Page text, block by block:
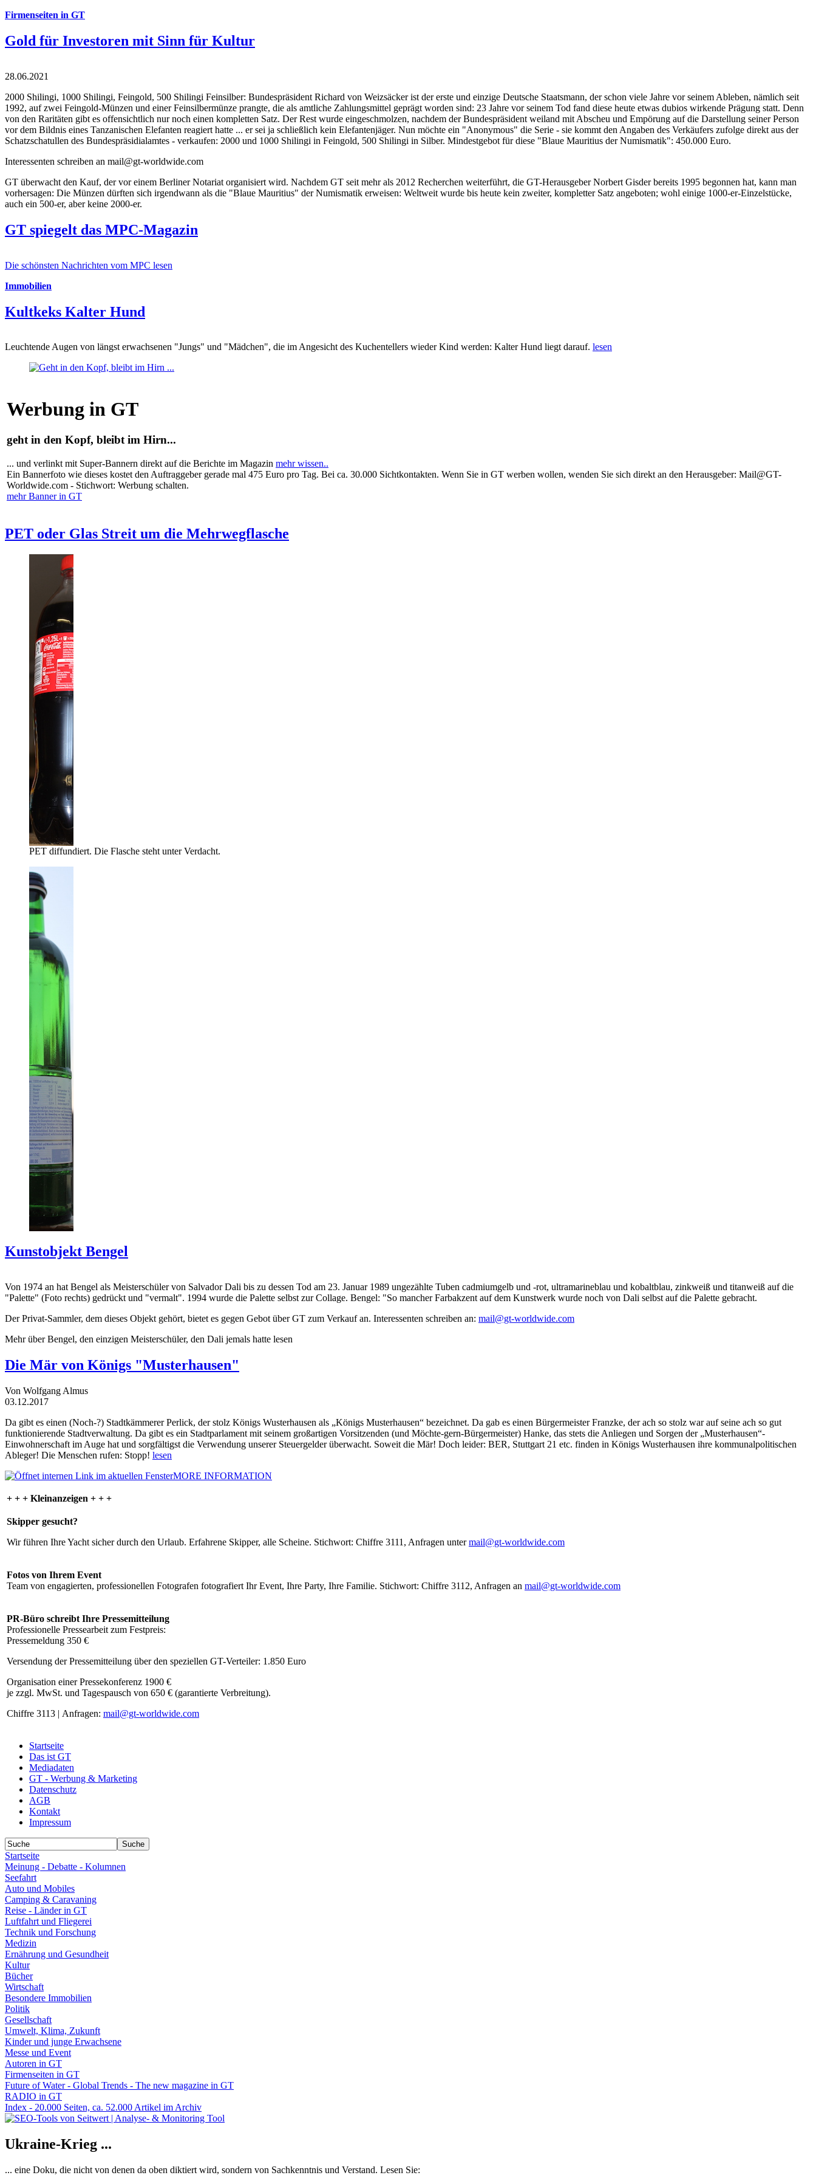
Firmenseiten in GT
Gold für Investoren mit Sinn für Kultur
28.06.2021
2000 Shilingi, 1000 Shilingi, Feingold, 500 Shilingi Feinsilber: Bundespräsident Richard von Weizsäcker ist der erste und einzige Deutsche Staatsmann, der schon viele Jahre vor seinem Ableben, nämlich seit
1992, auf zwei Feingold-Münzen und einer Feinsilbermünze prangte, die als amtliche Zahlungsmittel geprägt worden sind: 23 Jahre vor seinem Tod fand diese heute etwas dubios wirkende Prägung statt. Denn
von den Raritäten gibt es offensichtlich nur noch einen kompletten Satz. Der Rest wurde eingeschmolzen, nachdem der Bundespräsident weiland mit Abscheu und Empörung auf die Darstellung seiner Person
vor dem Bildnis eines Tanzanischen Elefanten reagiert hatte ... er sei ja schließlich kein Elefantenjäger. Nun möchte ein "Anonymous" die Serie - sie kommt den Angaben des Verkäufers zufolge direkt aus der
Schatzschatullen des Bundespräsidialamtes - verkaufen: 2000 und 1000 Shilingi in Feingold, 500 Shilingi in Silber. Mindestgebot für diese "Blaue Mauritius der Numismatik": 450.000 Euro.
Interessenten schreiben an mail@gt-worldwide.com
GT überwacht den Kauf, der vor einem Berliner Notariat organisiert wird. Nachdem GT seit mehr als 2012 Recherchen weiterführt, die GT-Herausgeber Norbert Gisder bereits 1995 begonnen hat, kann man
vorhersagen: Die Münzen dürften sich irgendwann als die "Blaue Mauritius" der Numismatik erweisen: Weltweit wurde bis heute kein zweiter, kompletter Satz angeboten; wohl einige 1000-er-Einzelstücke,
auch ein 500-er, aber keine 2000-er.
GT spiegelt das MPC-Magazin
Die schönsten Nachrichten vom MPC lesen
Immobilien
Kultkeks Kalter Hund
Leuchtende Augen von längst erwachsenen "Jungs" und "Mädchen", die im Angesicht des Kuchentellers wieder Kind werden: Kalter Hund liegt darauf. lesen
Werbung in GT
geht in den Kopf, bleibt im Hirn...
... und verlinkt mit Super-Bannern direkt auf die Berichte im Magazin mehr wissen..
Ein Bannerfoto wie dieses kostet den Auftraggeber gerade mal 475 Euro pro Tag. Bei ca. 30.000 Sichtkontakten. Wenn Sie in GT werben wollen, wenden Sie sich direkt an den Herausgeber: Mail@GT-
Worldwide.com - Stichwort: Werbung schalten.
mehr Banner in GT
PET oder Glas Streit um die Mehrwegflasche
PET diffundiert. Die Flasche steht unter Verdacht.
Kunstobjekt Bengel
Von 1974 an hat Bengel als Meisterschüler von Salvador Dali bis zu dessen Tod am 23. Januar 1989 ungezählte Tuben cadmiumgelb und -rot, ultramarineblau und kobaltblau, zinkweiß und titanweiß auf die
"Palette" (Foto rechts) gedrückt und "vermalt". 1994 wurde die Palette selbst zur Collage. Bengel: "So mancher Farbakzent auf dem Kunstwerk wurde noch von Dali selbst auf die Palette gebracht.
Der Privat-Sammler, dem dieses Objekt gehört, bietet es gegen Gebot über GT zum Verkauf an. Interessenten schreiben an: mail@gt-worldwide.com
Mehr über Bengel, den einzigen Meisterschüler, den Dali jemals hatte lesen
Die Mär von Königs "Musterhausen"
Von Wolfgang Almus
03.12.2017
Da gibt es einen (Noch-?) Stadtkämmerer Perlick, der stolz Königs Wusterhausen als „Königs Musterhausen“ bezeichnet. Da gab es einen Bürgermeister Franzke, der ach so stolz war auf seine ach so gut
funktionierende Stadtverwaltung. Da gibt es ein Stadtparlament mit seinem großartigen Vorsitzenden (und Möchte-gern-Bürgermeister) Hanke, das stets die Anliegen und Sorgen der „Musterhausen“-
Einwohnerschaft im Auge hat und sorgfältigst die Verwendung unserer Steuergelder überwacht. Soweit die Mär! Doch leider: BER, Stuttgart 21 etc. finden in Königs Wusterhausen ihre kommunalpolitischen
Ableger! Die Menschen rufen: Stopp! lesen
MORE INFORMATION
+ + + Kleinanzeigen + + +
Skipper gesucht?
Wir führen Ihre Yacht sicher durch den Urlaub. Erfahrene Skipper, alle Scheine. Stichwort: Chiffre 3111, Anfragen untermail@gt-worldwide.com
Fotos von Ihrem Event
Team von engagierten, professionellen Fotografen fotografiert Ihr Event, Ihre Party, Ihre Familie. Stichwort: Chiffre 3112, Anfragen an mail@gt-worldwide.com
PR-Büro schreibt Ihre Pressemitteilung
Professionelle Pressearbeit zum Festpreis:
Pressemeldung 350 €
Versendung der Pressemitteilung über den speziellen GT-Verteiler: 1.850 Euro
Organisation einer Pressekonferenz 1900 €
je zzgl. MwSt. und Tagespausch von 650 € (garantierte Verbreitung).
Chiffre 3113 | Anfragen: mail@gt-worldwide.com
Startseite
Das ist GT
Mediadaten
GT - Werbung & Marketing
Datenschutz
AGB
Kontakt
Impressum
Startseite
Meinung - Debatte - Kolumnen
Seefahrt
Auto und Mobiles
Camping & Caravaning
Reise - Länder in GT
Luftfahrt und Fliegerei
Technik und Forschung
Medizin
Ernährung und Gesundheit
Kultur
Bücher
Wirtschaft
Besondere Immobilien
Politik
Gesellschaft
Umwelt, Klima, Zukunft
Kinder und junge Erwachsene
Messe und Event
Autoren in GT
Firmenseiten in GT
Future of Water - Global Trends - The new magazine in GT
RADIO in GT
Index - 20.000 Seiten, ca. 52.000 Artikel im Archiv
Ukraine-Krieg ...
... eine Doku, die nicht von denen da oben diktiert wird, sondern von Sachkenntnis und Verstand. Lesen Sie: